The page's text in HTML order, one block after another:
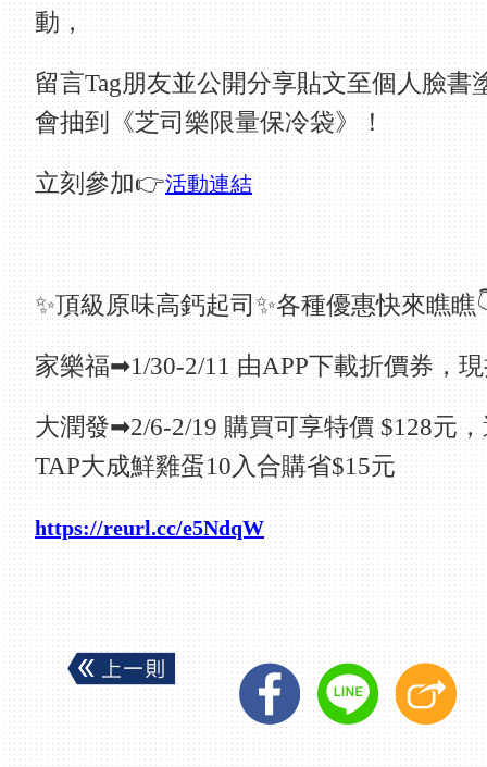
動，
留言Tag朋友並公開分享貼文至個人臉書
會抽到《芝司樂限量保冷袋》！
立刻參加👉活動連結
✨頂級原味高鈣起司✨各種優惠快來瞧瞧
家樂福➡1/30-2/11 由APP下載折價券，
大潤發➡2/6-2/19 購買可享特價 $128元
TAP大成鮮雞蛋10入合購省$15元
https://reurl.cc/e5NdqW